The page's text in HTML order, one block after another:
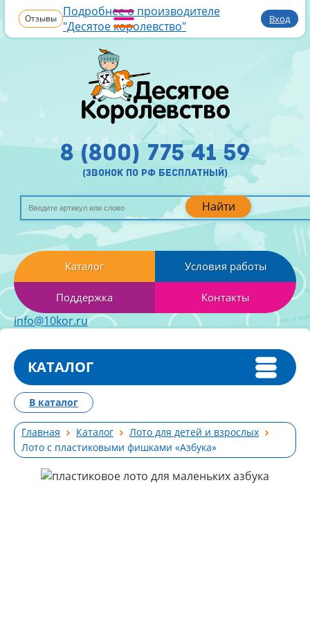
Отзывы Подробнее о производителе
"Десятое королевство"
Вход
Найти
8 (800) 775 41 59
(звонок по рф бесплатный)
Каталог Условия работы
Поддержка Контакты
info@10kor.ru
КАТАЛОГ
Главная Каталог
Лото для детей и взрослых
Лото с пластиковыми фишками «Азбука»
В каталог